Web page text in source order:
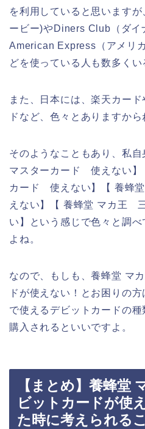
を利用していると思います
ービー)やDiners Club（ダイ
American Express（アメリ
どを使っている人も数多くい
また、日本には、楽天カー
ドなど、色々とありますから
そのようなこともあり、私
マスターカード 使えない
カード 使えない】【 養蜂
えない】【 養蜂堂 マカ王
い】という感じで色々と調
よね。
なので、もしも、養蜂堂 マ
ドが使えない！とお困りの
で使えるデビットカードの
購入されるといいですよ。
【まとめ】養蜂堂
ビットカードが使
た時に考えられる